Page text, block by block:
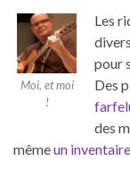
Moi, et moi
!
Les
pour
Des
des
mêmeun inventaire